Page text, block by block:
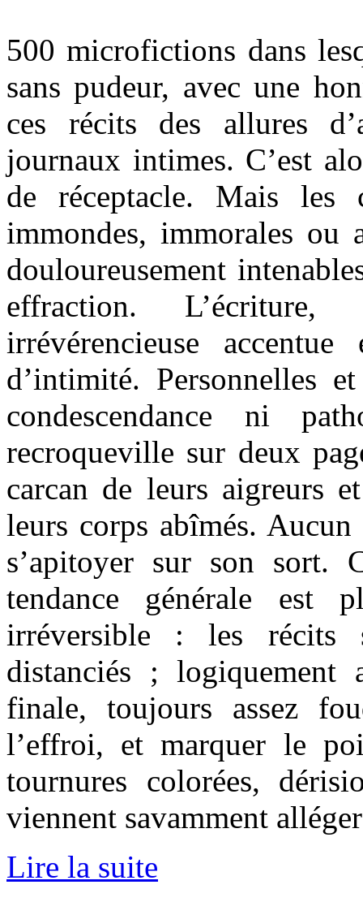
500 microfictions dans
sans pudeur, avec une
ces récits des allures
journaux intimes. C’est
de réceptacle. Mais les
immondes, immorales ou
douloureusement
effraction.
irrévérencieuse
d’intimité. Personnelles
condescendance ni
recroqueville sur deux
carcan de leurs aigreurs
leurs corps abîmés.
s’apitoyer sur son sort.
tendance générale
irréversible : les récits
distanciés ; logiquement
finale, toujours assez
l’effroi, et marquer le
tournures colorées,
viennent savamment
Lire la suite